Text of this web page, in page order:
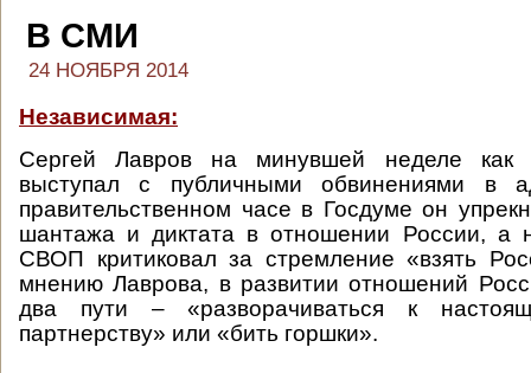
В СМИ
24 НОЯБРЯ 2014
Независимая:
Сергей Лавров на минувшей неделе как
выступал с публичными обвинениями в
правительственном часе в Госдуме он
шантажа и диктата в отношении России, а
СВОП критиковал за стремление «взять
мнению Лаврова, в развитии отношений
два пути – «разворачиваться к
партнерству» или «бить горшки».